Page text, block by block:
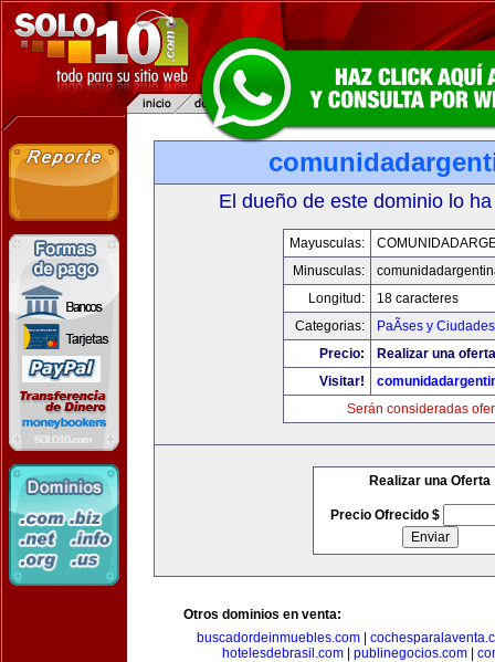
El dueño de este dominio lo
Mayusculas:
Minusculas:
Longitud:
18 caracteres
Categorias:
PaÃ­ses y Ciudades
Precio:
Realizar una
Visitar!
Serán consideradas
Realizar una Oferta
Precio Ofrecido $
Otros dominios en venta:
buscadordeinmuebles.com
hotelesdebrasil.com
publinegocios.com